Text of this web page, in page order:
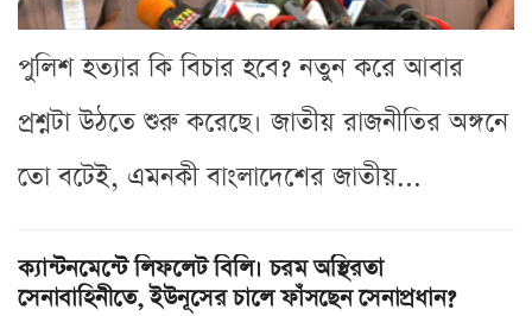
পুলিশ হত্যার কি বিচার হবে? নতুন করে আবার
প্রশ্নটা উঠতে শুরু করেছে। জাতীয় রাজনীতির অঙ্গনে
তো বটেই, এমনকী বাংলাদেশের জাতীয়...
ক্যান্টনমেন্টে লিফলেট বিলি। চরম অস্থিরতা
সেনাবাহিনীতে, ইউনূসের চালে ফাঁসছেন সেনাপ্রধান?